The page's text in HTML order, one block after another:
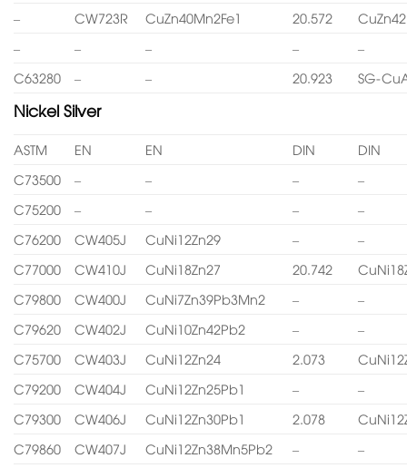
–
CW723R CuZn40Mn2Fe1 20.572
–
– – –
–
C63280
– – 20.923 SG-
Nickel Silver
ASTM EN EN DIN
DIN
C73500
– – –
–
C75200
– – –
–
C76200
CW405J CuNi12Zn29 –
–
C77000
CW410J CuNi18Zn27 20.742
C79800
CW400J CuNi7Zn39Pb3Mn2 –
–
C79620
CW402J CuNi10Zn42Pb2 –
–
C75700
CW403J CuNi12Zn24 2.073
C79200
CW404J CuNi12Zn25Pb1 –
–
C79300
CW406J CuNi12Zn30Pb1 2.078
C79860
CW407J CuNi12Zn38Mn5Pb2 –
–